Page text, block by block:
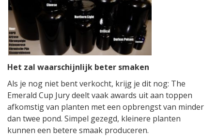
Het zal waarschijnlijk beter smaken
Als je nog niet bent verkocht, krijg je dit nog: The
Emerald Cup Jury deelt vaak awards uit aan toppen
afkomstig van planten met een opbrengst van minder
dan twee pond. Simpel gezegd, kleinere planten
kunnen een betere smaak produceren.